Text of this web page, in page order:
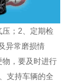
；2、定期检
异常磨损情
，要及时进行
支持车辆的全